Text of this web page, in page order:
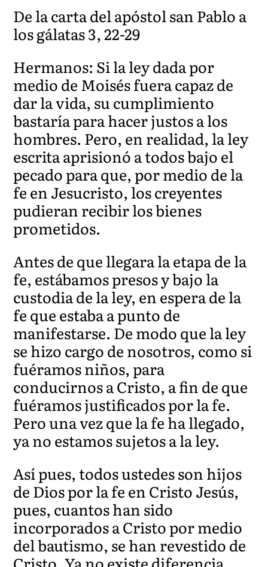
De la carta del apóstol san Pablo a
los gálatas 3, 22-29
Hermanos: Si la ley dada por
medio de Moisés fuera capaz de
dar la vida, su cumplimiento
bastaría para hacer justos a los
hombres. Pero, en realidad, la ley
escrita aprisionó a todos bajo el
pecado para que, por medio de la
fe en Jesucristo, los creyentes
pudieran recibir los bienes
prometidos.
Antes de que llegara la etapa de la
fe, estábamos presos y bajo la
custodia de la ley, en espera de la
fe que estaba a punto de
manifestarse. De modo que la ley
se hizo cargo de nosotros, como si
fuéramos niños, para
conducirnos a Cristo, a fin de que
fuéramos justificados por la fe.
Pero una vez que la fe ha llegado,
ya no estamos sujetos a la ley.
Así pues, todos ustedes son hijos
de Dios por la fe en Cristo Jesús,
pues, cuantos han sido
incorporados a Cristo por medio
del bautismo, se han revestido de